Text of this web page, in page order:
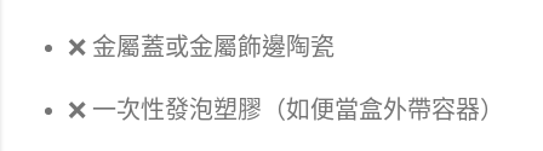
❌ 金屬蓋或金屬飾邊陶瓷
❌ 一次性發泡塑膠（如便當盒外帶容器）